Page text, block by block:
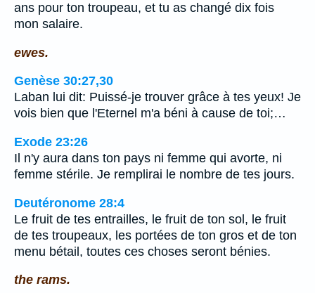
ans pour ton troupeau, et tu as changé dix fois
mon salaire.
ewes.
Genèse 30:27,30
Laban lui dit: Puissé-je trouver grâce à tes yeux! Je
vois bien que l'Eternel m'a béni à cause de toi;…
Exode 23:26
Il n'y aura dans ton pays ni femme qui avorte, ni
femme stérile. Je remplirai le nombre de tes jours.
Deutéronome 28:4
Le fruit de tes entrailles, le fruit de ton sol, le fruit
de tes troupeaux, les portées de ton gros et de ton
menu bétail, toutes ces choses seront bénies.
the rams.